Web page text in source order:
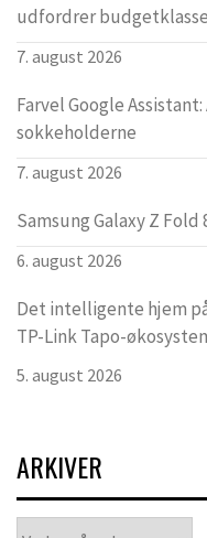
udfordrer
7. august 2026
Farvel Google
sokkeholderne
7. august 2026
Samsung Galaxy Z
6. august 2026
Det intelligente hjem
TP-Link Tapo-
5. august 2026
ARKIVER